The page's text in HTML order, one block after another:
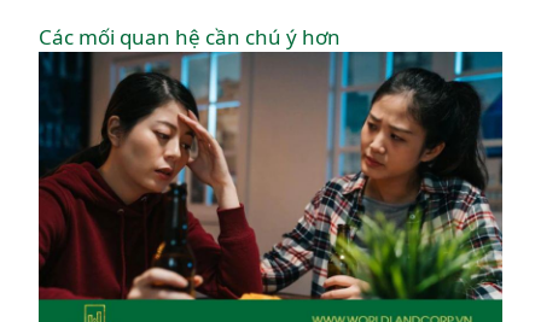
Các mối quan hệ cần chú ý hơn